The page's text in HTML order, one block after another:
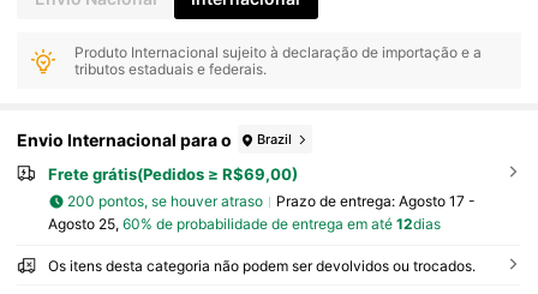
Produto Internacional sujeito à declaração de importação e a
tributos estaduais e federais.
Envio Internacional para o Brazil
Frete grátis(Pedidos ≥ R$69,00)
200 pontos, se houver atraso Prazo de entrega: Agosto 17 -
Agosto 25, 60% de probabilidade de entrega em até 12dias
Os itens desta categoria não podem ser devolvidos ou trocados.